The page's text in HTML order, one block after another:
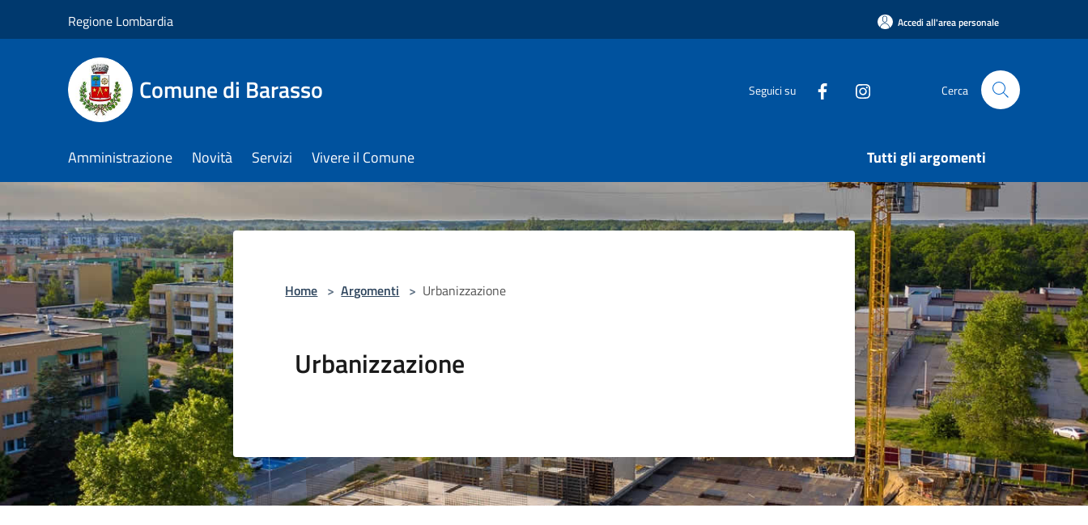
Regione Lombardia Accedi all'area personale
Comune di Barasso Seguici su Cerca
Amministrazione Novità Servizi Vivere il Comune Tutti gli argomenti
Home > Argomenti > Urbanizzazione
Urbanizzazione